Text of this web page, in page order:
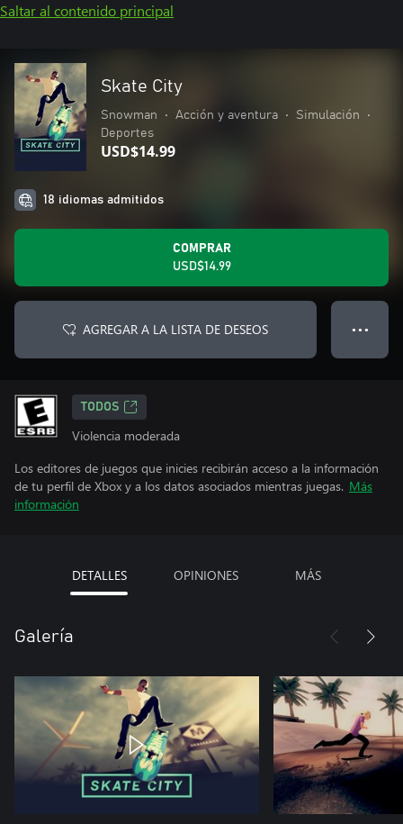
Saltar al contenido principal
Skate City
Snowman • Acción y aventura • Simulación
•
Deportes
USD$14.99
18 idiomas admitidos
COMPRAR
USD$14.99
AGREGAR A LA LISTA DE DESEOS ● ● ●
TODOS
Violencia moderada
Los editores de juegos que inicies recibirán acceso a la información
de tu perfil de Xbox y a los datos asociados mientras juegas. Más
información
DETALLES OPINIONES MÁS
Galería